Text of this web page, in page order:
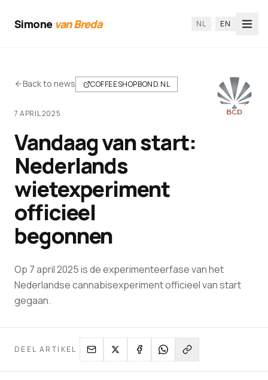
Simone van Breda NL EN
Back to news COFFEESHOPBOND.NL
7 APRIL 2025
Vandaag van start:
Nederlands
wietexperiment
officieel
begonnen
Op 7 april 2025 is de experimenteerfase van het
Nederlandse cannabisexperiment officieel van start
gegaan.
DEEL ARTIKEL